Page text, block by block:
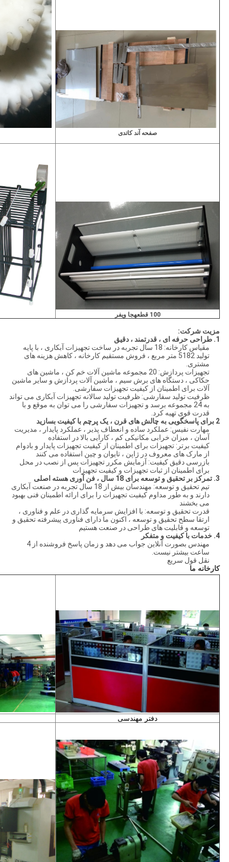
صفحه آند کاتدی
100 قطعه جا ویفر
مزیت شرکت:
1. طراحی حرفه ای ، قدرتمند ، دقیق
مقیاس کارخانه: 18 سال تجربه در ساخت تجهیزات آبکاری ، با پایه
تولید 5182 متر مربع ، فروش مستقیم کارخانه ، کاهش هزینه های
مشتری.
تجهیزات پردازش: 20 مجموعه ماشین آلات خم کن ، ماشین های
حکاکی ، دستگاه های برش سیم ، ماشین آلات پردازش و سایر ماشین
آلات برای اطمینان از کیفیت تجهیزات سفارشی.
ظرفیت تولید سفارشی: ظرفیت تولید سالانه تجهیزات آبکاری می تواند
به 24 مجموعه برسد و تجهیزات سفارشی را می توان به موقع و با
قدرت قوی تهیه کرد.
2 برای پاسخگویی به چالش های قرن ، یک پرچم با کیفیت بسازید
مهارت نفیس: عملکرد ساده و انعطاف پذیر ، عملکرد پایدار ، مدیریت
آسان ، میزان خرابی مکانیکی کم ، کارایی بالا در استفاده
کیفیت برتر: تجهیزات برای اطمینان از کیفیت تجهیزات پایدار و بادوام
از مارک های معروف در ژاپن ، تایوان و چین استفاده می کنند
بازرسی دقیق کیفیت: آزمایش مکرر تجهیزات پس از نصب در محل
برای اطمینان از ثبات تجهیزات و کیفیت تجهیزات
3. تمرکز بر تحقیق و توسعه برای 18 سال ، فن آوری هسته اصلی
تیم تحقیق و توسعه: مهندسان بیش از 18 سال تجربه در صنعت آبکاری
دارند و به طور مداوم کیفیت تجهیزات را برای ارائه اطمینان فنی بهبود
می بخشند
قدرت تحقیق و توسعه: با افزایش سرمایه گذاری در علم و فناوری ،
ارتقا سطح تحقیق و توسعه ، اکنون ما دارای فناوری پیشرفته تحقیق و
توسعه و قابلیت های طراحی در صنعت هستیم
4. خدمات با کیفیت و متفکر
مهندس بصورت آنلاین جواب می دهد و زمان پاسخ فروشنده از 4
ساعت بیشتر نیست.
نقل قول سریع
کارخانه ما
دفتر مهندسی